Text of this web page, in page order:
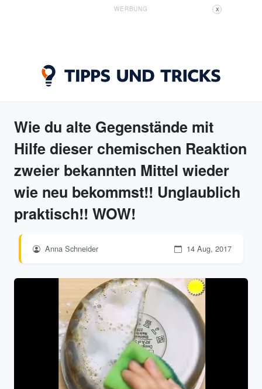
WERBUNG X
Wie du alte Gegenstände mit
Hilfe dieser chemischen Reaktion
zweier bekannten Mittel wieder
wie neu bekommst!! Unglaublich
praktisch!! WOW!
Anna Schneider 14 Aug, 2017